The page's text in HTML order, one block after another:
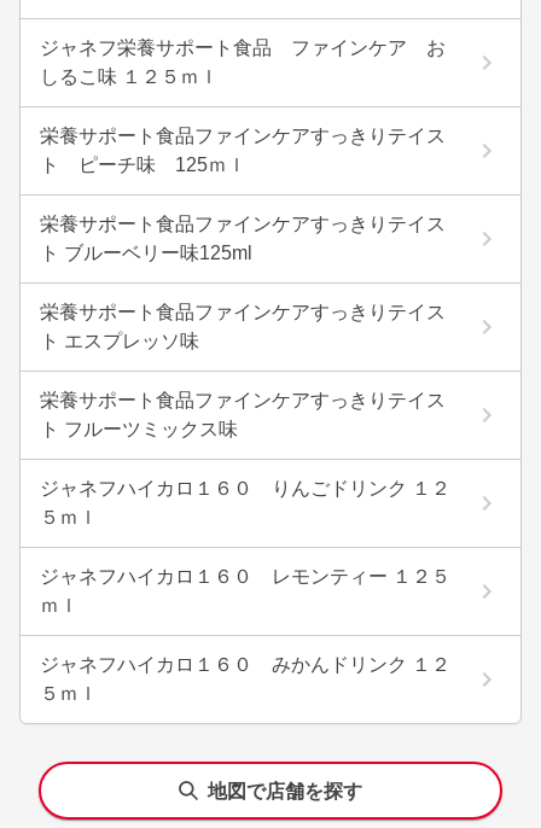
ジャネフ栄養サポート食品 ファインケア お
しるこ味 １２５ｍｌ
栄養サポート食品ファインケアすっきりテイス
ト ピーチ味 125ｍｌ
栄養サポート食品ファインケアすっきりテイス
ト ブルーベリー味125ml
栄養サポート食品ファインケアすっきりテイス
ト エスプレッソ味
栄養サポート食品ファインケアすっきりテイス
ト フルーツミックス味
ジャネフハイカロ１６０ りんごドリンク １２
５ｍｌ
ジャネフハイカロ１６０ レモンティー １２５
ｍｌ
ジャネフハイカロ１６０ みかんドリンク １２
５ｍｌ
地図で店舗を探す